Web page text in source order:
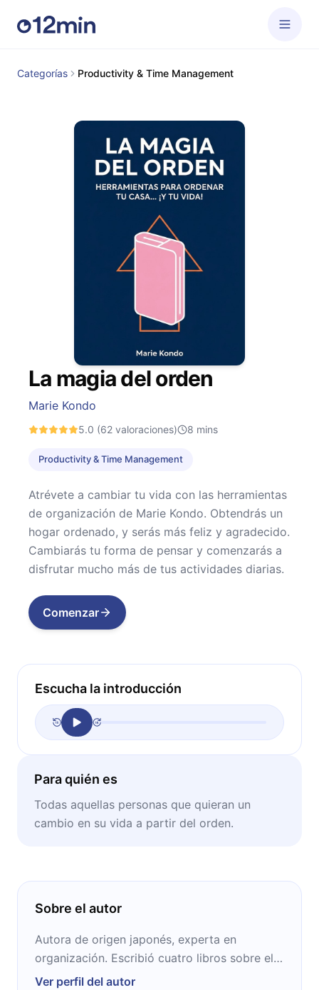
Categorías Productivity & Time Management
La magia del orden
Marie Kondo
5.0 (62 valoraciones) 8 mins
Productivity & Time Management
Atrévete a cambiar tu vida con las herramientas
de organización de Marie Kondo. Obtendrás un
hogar ordenado, y serás más feliz y agradecido.
Cambiarás tu forma de pensar y comenzarás a
disfrutar mucho más de tus actividades diarias.
Comenzar
Escucha la introducción
Para quién es
Todas aquellas personas que quieran un
cambio en su vida a partir del orden.
Sobre el autor
Autora de origen japonés, experta en
organización. Escribió cuatro libros sobre el
tema que vendieron más de 5 millones de
Ver perfil del autor